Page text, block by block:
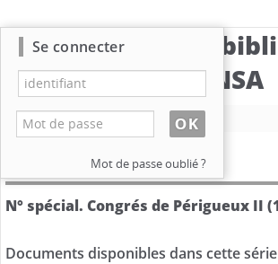
Catalogue de la
du CBNSA
Nouvelle recherche
Détail de la série
N° spécial. Congrés de Périgueux II
Documents disponibles dans cette
Se connecter
Mot de passe oublié ?